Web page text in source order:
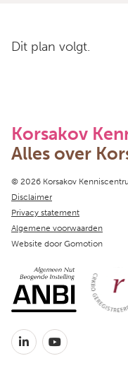
Dit plan volgt.
Korsakov
Alles over
Copyright
© 2026 Korsakov
Disclaimer
Privacy statement
Algemene voorwaarden
Website door Gomotion